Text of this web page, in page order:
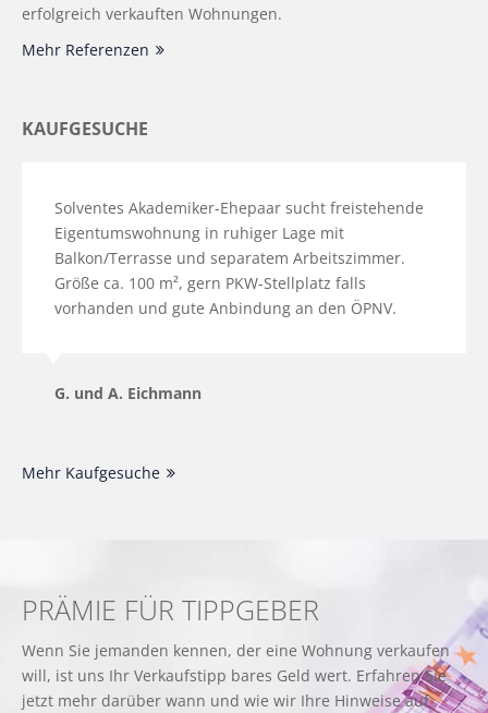
erfolgreich verkauften Wohnungen.
Mehr Referenzen
KAUFGESUCHE
Solventes Akademiker-Ehepaar sucht freistehende
Eigentumswohnung in ruhiger Lage mit
Balkon/Terrasse und separatem Arbeitszimmer.
Größe ca. 100 m², gern PKW-Stellplatz falls
vorhanden und gute Anbindung an den ÖPNV.
G. und A. Eichmann
Mehr Kaufgesuche
PRÄMIE FÜR TIPPGEBER
Wenn Sie jemanden kennen, der eine Wohnung verkaufen
will, ist uns Ihr Verkaufstipp bares Geld wert. Erfahren Sie
jetzt mehr darüber wann und wie wir Ihre Hinweise auf